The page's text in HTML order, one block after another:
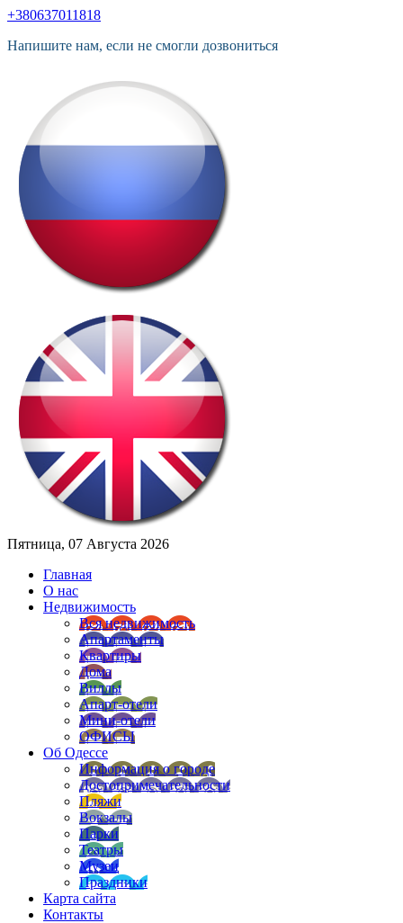
+380637011818
Напишите нам, если не смогли дозвониться
Пятница, 07 Августа 2026
Главная
О нас
Недвижимость
Вся недвижимость
Апартаменты
Квартиры
Дома
Виллы
Апарт-отели
Мини-отели
ОФИСЫ
Об Одессе
Информация о городе
Достопримечательности
Пляжи
Вокзалы
Парки
Театры
Музеи
Праздники
Карта сайта
Контакты